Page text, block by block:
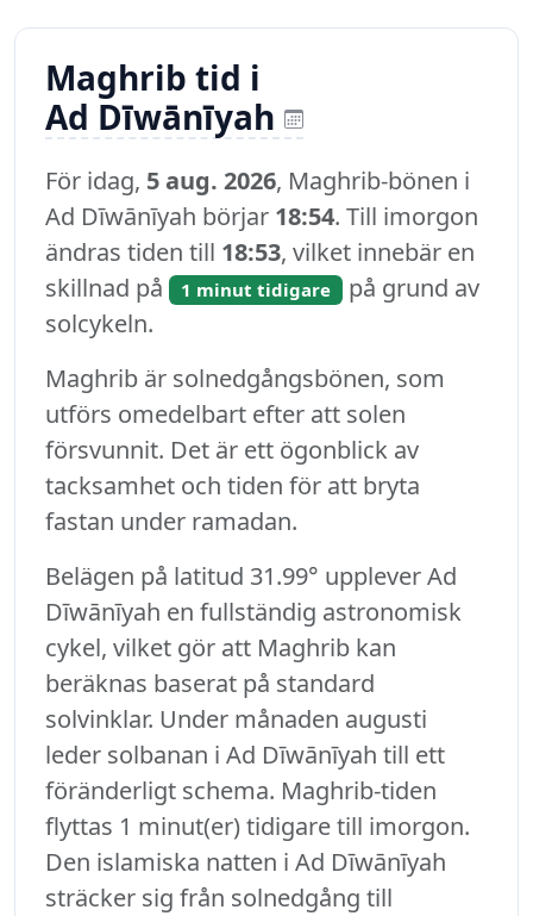
Maghrib tid i
Ad Dīwānīyah
För idag, 5 aug. 2026, Maghrib-bönen i
Ad Dīwānīyah börjar 18:54. Till imorgon
ändras tiden till 18:53, vilket innebär en
skillnad på
1 minut tidigare på grund av
solcykeln.
Maghrib är solnedgångsbönen, som
utförs omedelbart efter att solen
försvunnit. Det är ett ögonblick av
tacksamhet och tiden för att bryta
fastan under ramadan.
Belägen på latitud 31.99° upplever Ad
Dīwānīyah en fullständig astronomisk
cykel, vilket gör att Maghrib kan
beräknas baserat på standard
solvinklar. Under månaden augusti
leder solbanan i Ad Dīwānīyah till ett
föränderligt schema. Maghrib-tiden
flyttas 1 minut(er) tidigare till imorgon.
Den islamiska natten i Ad Dīwānīyah
sträcker sig från solnedgång till